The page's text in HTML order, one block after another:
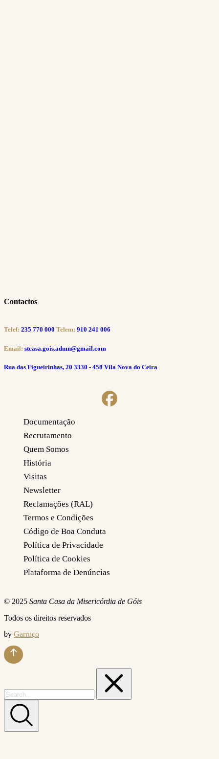
Contactos
Telef: 235 770 000 Telem: 910 241 006
Email: stcasa.gois.admn@gmail.com
Rua das Figueirinhas, 20 3330 - 458 Vila Nova do Ceira
Documentação
Recrutamento
Quem Somos
História
Visitas
Newsletter
Reclamações (RAL)
Termos e Condições
Código de Boa Conduta
Política de Privacidade
Política de Cookies
Plataforma de Denúncias
© 2025 Santa Casa da Misericórdia de Góis
Todos os direitos reservados
by Garruço